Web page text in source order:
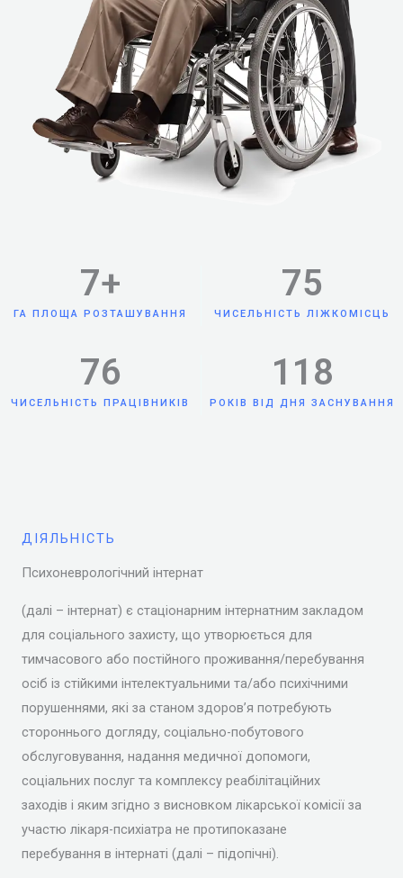
ГА ПЛОЩА РОЗТАШУВАННЯ
7+
ЧИСЕЛЬНІСТЬ ЛІЖКОМІСЦЬ
75
ЧИСЕЛЬНІСТЬ ПРАЦІВНИКІВ
76
РОКІВ ВІД ДНЯ ЗАСНУВАННЯ
118
ДІЯЛЬНІСТЬ
Психоневрологічний інтернат
(далі – інтернат) є стаціонарним інтернатним закладом
для соціального захисту, що утворюється для
тимчасового або постійного проживання/перебування
осіб із стійкими інтелектуальними та/або психічними
порушеннями, які за станом здоров’я потребують
стороннього догляду, соціально-побутового
обслуговування, надання медичної допомоги,
соціальних послуг та комплексу реабілітаційних
заходів і яким згідно з висновком лікарської комісії за
участю лікаря-психіатра не протипоказане
перебування в інтернаті (далі – підопічні).